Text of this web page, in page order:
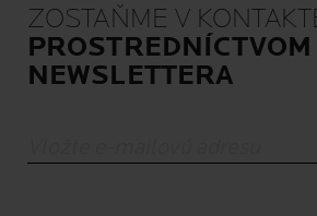
ZOSTAŇME V
NEWSLETTERA